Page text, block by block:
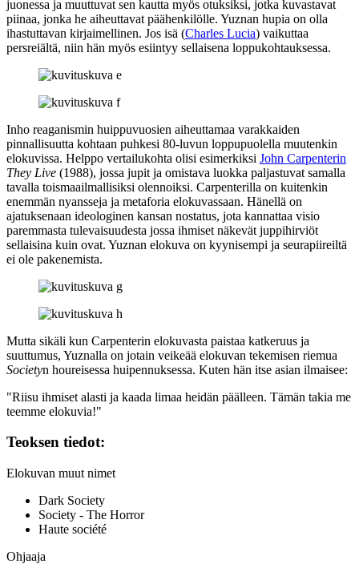
juonessa ja muuttuvat sen kautta myös otuksiksi, jotka kuvastavat
piinaa, jonka he aiheuttavat päähenkilölle. Yuznan hupia on olla
ihastuttavan kirjaimellinen. Jos isä (Charles Lucia) vaikuttaa
persreiältä, niin hän myös esiintyy sellaisena loppukohtauksessa.
Inho reaganismin huippuvuosien aiheuttamaa varakkaiden
pinnallisuutta kohtaan puhkesi 80‑luvun loppupuolella muutenkin
elokuvissa. Helppo vertailukohta olisi esimerkiksi John Carpenterin
They Live (1988), jossa jupit ja omistava luokka paljastuvat samalla
tavalla toismaailmallisiksi olennoiksi. Carpenterilla on kuitenkin
enemmän nyansseja ja metaforia elokuvassaan. Hänellä on
ajatuksenaan ideologinen kansan nostatus, jota kannattaa visio
paremmasta tulevaisuudesta jossa ihmiset näkevät juppihirviöt
sellaisina kuin ovat. Yuznan elokuva on kyynisempi ja seurapiireiltä
ei ole pakenemista.
Mutta sikäli kun Carpenterin elokuvasta paistaa katkeruus ja
suuttumus, Yuznalla on jotain veikeää elokuvan tekemisen riemua
Societyn houreisessa huipennuksessa. Kuten hän itse asian ilmaisee:
"Riisu ihmiset alasti ja kaada limaa heidän päälleen. Tämän takia me
teemme elokuvia!"
Teoksen tiedot:
Elokuvan muut nimet
Dark Society
Society - The Horror
Haute société
Ohjaaja